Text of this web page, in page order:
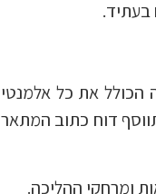
בעתיד.
הכולל את כל אלמנטי
דוח כתוב המתאר
ומרחקי ההליכה.